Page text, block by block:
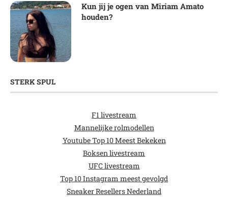
Kun jij je ogen van Miriam Amato
houden?
STERK SPUL
F1 livestream
Mannelijke rolmodellen
Youtube Top 10 Meest Bekeken
Boksen livestream
UFC livestream
Top 10 Instagram meest gevolgd
Sneaker Resellers Nederland